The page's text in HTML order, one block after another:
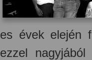
es évek elején
ezzel